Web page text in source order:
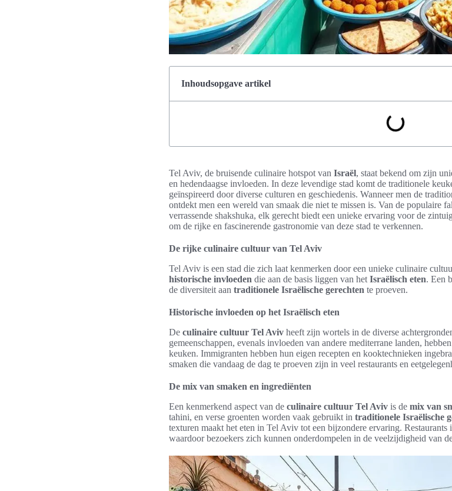
Inhoudsopgave artikel
Tel Aviv, de bruisende culinaire hotspot van Israël, staat bekend om zijn
en hedendaagse invloeden. In deze levendige stad komt de traditionele
geïnspireerd door diverse culturen en geschiedenis. Wanneer men de
ontdekt men een wereld van smaak die niet te missen is. Van de populaire
verrassende shakshuka, elk gerecht biedt een unieke ervaring voor de
om de rijke en fascinerende gastronomie van deze stad te verkennen.
De rijke culinaire cultuur van Tel Aviv
Tel Aviv is een stad die zich laat kenmerken door een unieke culinaire
historische invloeden die aan de basis liggen van het Israëlisch eten. Een
de diversiteit aan traditionele Israëlische gerechten te proeven.
Historische invloeden op het Israëlisch eten
De culinaire cultuur Tel Aviv heeft zijn wortels in de diverse
gemeenschappen, evenals invloeden van andere mediterrane landen,
keuken. Immigranten hebben hun eigen recepten en kooktechnieken
smaken die vandaag de dag te proeven zijn in veel restaurants en
De mix van smaken en ingrediënten
Een kenmerkend aspect van de culinaire cultuur Tel Aviv is de mix van
tahini, en verse groenten worden vaak gebruikt in traditionele Israëlische
texturen maakt het eten in Tel Aviv tot een bijzondere ervaring. Restaurants
waardoor bezoekers zich kunnen onderdompelen in de veelzijdigheid van